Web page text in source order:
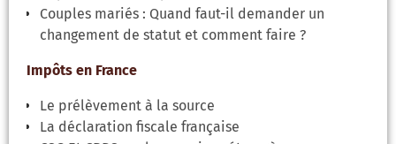
Couples mariés : Quand faut-il demander un
changement de statut et comment faire ?
Impôts en France
Le prélèvement à la source
La déclaration fiscale française